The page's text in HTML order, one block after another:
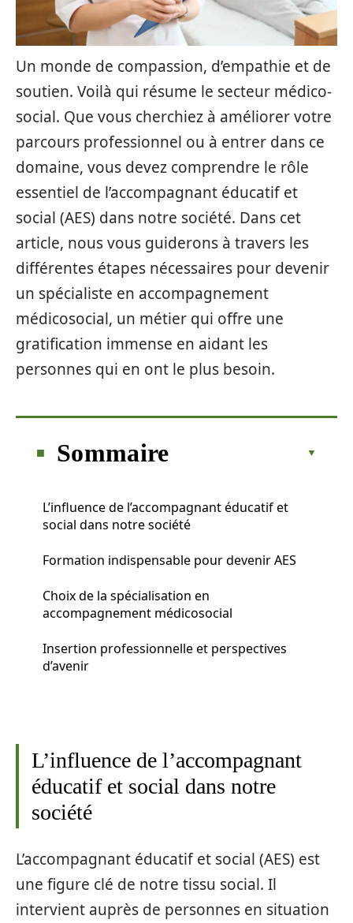
Un monde de compassion, d’empathie et de
soutien. Voilà qui résume le secteur médico-
social. Que vous cherchiez à améliorer votre
parcours professionnel ou à entrer dans ce
domaine, vous devez comprendre le rôle
essentiel de l’accompagnant éducatif et
social (AES) dans notre société. Dans cet
article, nous vous guiderons à travers les
différentes étapes nécessaires pour devenir
un spécialiste en accompagnement
médicosocial, un métier qui offre une
gratification immense en aidant les
personnes qui en ont le plus besoin.
Sommaire
L’influence de l’accompagnant éducatif et
social dans notre société
Formation indispensable pour devenir AES
Choix de la spécialisation en
accompagnement médicosocial
Insertion professionnelle et perspectives
d’avenir
L’influence de l’accompagnant
éducatif et social dans notre
société
L’accompagnant éducatif et social (AES) est
une figure clé de notre tissu social. Il
intervient auprès de personnes en situation